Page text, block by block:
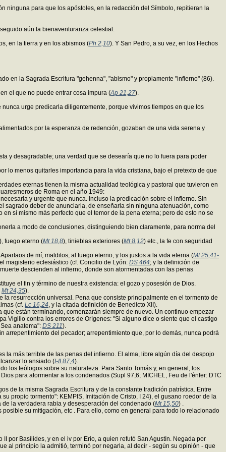
ninguna para que los apóstoles, en la redacción del Símbolo, repitieran la
aún la bienaventuranza celestial.
en la tierra y en los abismos (Ph 2,10). Y San Pedro, a su vez, en los Hechos
en la Sagrada Escritura "gehenna", "abismo" y propiamente "infierno" (86).
el que no puede entrar cosa impura (Ap 21,27).
urge predicarla diligentemente, porque vivimos tiempos en que los
por la esperanza de redención, gozaban de una vida serena y
y desagradable; una verdad que se desearía que no lo fuera para poder
lo menos quitarles importancia para la vida cristiana, bajo el pretexto de que
eternas tienen la misma actualidad teológica y pastoral que tuvieron en
de Roma en el año 1949:
y urgente que nunca. Incluso la predicación sobre el infierno. Sin
sagrado deber de anunciarla, de enseñarla sin ninguna atenuación, como
sí mismo más perfecto que el temor de la pena eterna; pero de esto no se
a modo de conclusiones, distinguiendo bien claramente, para norma del
), fuego eterno (Mt 18,8), tinieblas exteriores (Mt 8,12) etc., la fe con seguridad
de mí, malditos, al fuego eterno, y los justos a la vida eterna (Mt 25,41-
magisterio eclesiástico (cf. Concilio de Lyón: DS 464; y la definición de
descienden al infierno, donde son atormentadas con las penas
el fin y término de nuestra existencia: el gozo y posesión de Dios.
Mt 24,35).
resurrección universal. Pena que consiste principalmente en el tormento de
(cf. Lc 16,24, y la citada definición de Benedicto XII).
están terminando, comenzarán siempre de nuevo. Un continuo empezar
Vigilio contra los errores de Orígenes: "Si alguno dice o siente que el castigo
anatema": DS 211).
del pecador; arrepentimiento que, por lo demás, nunca podrá
la más terrible de las penas del infierno. El alma, libre algún día del despojo
lo ansiado (I-II 87,4).
los teólogos sobre su naturaleza. Para Santo Tomás y, en general, los
para atormentar a los condenados (Supl 97,6; MICHEL, Feu de l'énfer: DTC
de la misma Sagrada Escritura y de la constante tradición patrística. Entre
propio tormento": KEMPIS, Imitación de Cristo, I 24), el gusano roedor de la
la verdadera rabia y desesperación del condenado (Mt 15,50) .
su mitigación, etc . Para ello, como en general para todo lo relacionado
por Basílides, y en el iv por Erio, a quien refutó San Agustín. Negada por
al principio la admitió, terminó por negarla, al decir - según su opinión - que